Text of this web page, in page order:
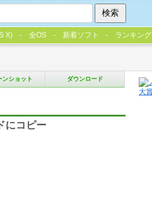
ンショット ダウンロード
にコピー
X) 全OS 新着ソフト ランキング